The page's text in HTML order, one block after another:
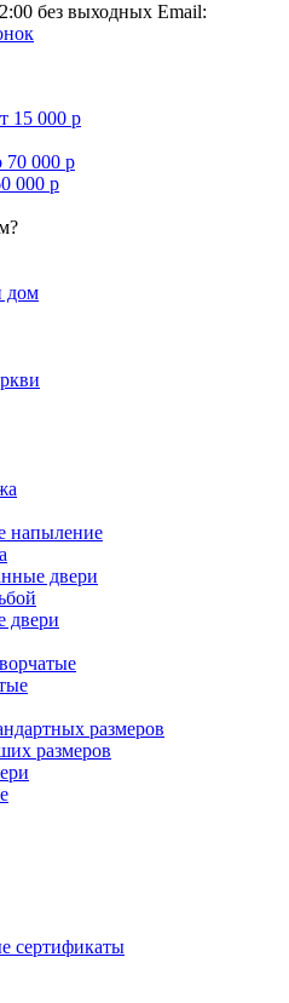
без выходных Email:
15 000 р
70 000 р
000 р
дом
напыление
двери
двери
размеров
размеров
сертификаты